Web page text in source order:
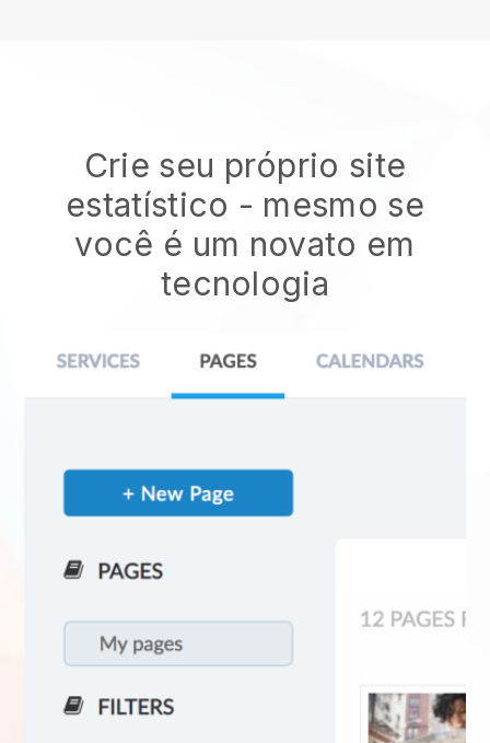
Crie seu próprio site
estatístico - mesmo se
você é um novato em
tecnologia